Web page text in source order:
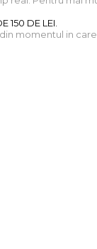
150 DE LEI.
momentul in